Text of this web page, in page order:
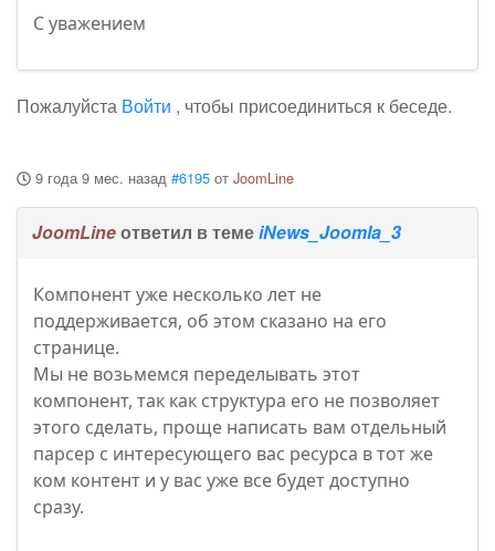
С уважением
Пожалуйста Войти , чтобы присоединиться к беседе.
9 года 9 мес. назад #6195 от JoomLine
JoomLineответил в темеiNews_Joomla_3
Компонент уже несколько лет не
поддерживается, об этом сказано на его
странице.
Мы не возьмемся переделывать этот
компонент, так как структура его не позволяет
этого сделать, проще написать вам отдельный
парсер с интересующего вас ресурса в тот же
ком контент и у вас уже все будет доступно
сразу.